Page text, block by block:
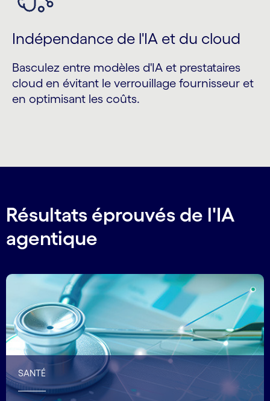
Indépendance de l'IA et du cloud
Basculez entre modèles d'IA et prestataires
cloud en évitant le verrouillage fournisseur et
en optimisant les coûts.
Résultats éprouvés de l'IA
agentique
SANTÉ